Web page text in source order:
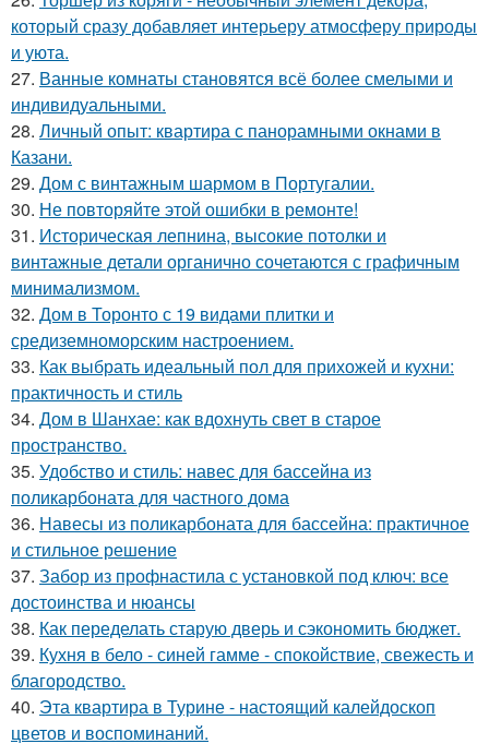
который сразу добавляет интерьеру атмосферу природы
и уюта.
27. Ванные комнаты становятся всё более смелыми и
индивидуальными.
28. Личный опыт: квартира с панорамными окнами в
Казани.
29. Дом с винтажным шармом в Португалии.
30. Не повторяйте этой ошибки в ремонте!
31. Историческая лепнина, высокие потолки и
винтажные детали органично сочетаются с графичным
минимализмом.
32. Дом в Торонто с 19 видами плитки и
средиземноморским настроением.
33. Как выбрать идеальный пол для прихожей и кухни:
практичность и стиль
34. Дом в Шанхае: как вдохнуть свет в старое
пространство.
35. Удобство и стиль: навес для бассейна из
поликарбоната для частного дома
36. Навесы из поликарбоната для бассейна: практичное
и стильное решение
37. Забор из профнастила с установкой под ключ: все
достоинства и нюансы
38. Как переделать старую дверь и сэкономить бюджет.
39. Кухня в бело - синей гамме - спокойствие, свежесть и
благородство.
40. Эта квартира в Турине - настоящий калейдоскоп
цветов и воспоминаний.